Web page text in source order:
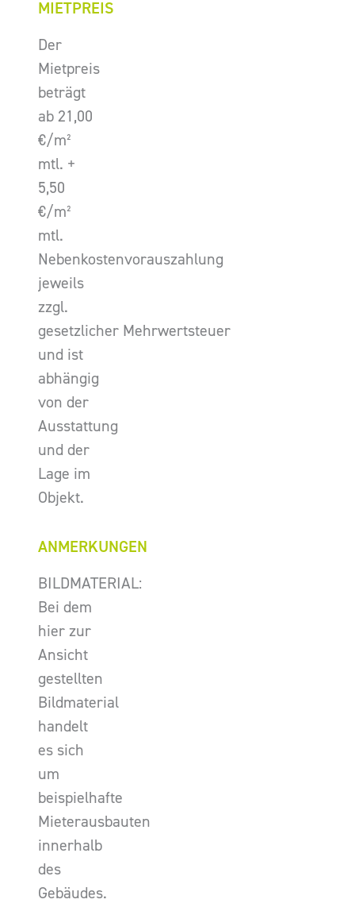
MIETPREIS
Der
Mietpreis
beträgt
ab 21,00
€/m²
mtl. +
5,50
€/m²
mtl.
Nebenkostenvorauszahlung
jeweils
zzgl.
gesetzlicher Mehrwertsteuer
und ist
abhängig
von der
Ausstattung
und der
Lage im
Objekt.
ANMERKUNGEN
BILDMATERIAL:
Bei dem
hier zur
Ansicht
gestellten
Bildmaterial
handelt
es sich
um
beispielhafte
Mieterausbauten
innerhalb
des
Gebäudes.